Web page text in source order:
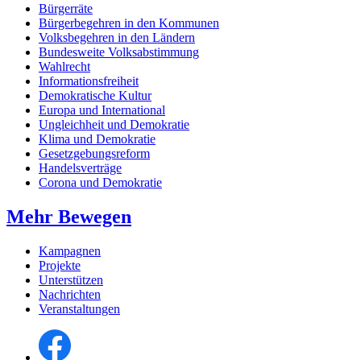
Bürgerräte
Bürgerbegehren in den Kommunen
Volksbegehren in den Ländern
Bundesweite Volksabstimmung
Wahlrecht
Informationsfreiheit
Demokratische Kultur
Europa und International
Ungleichheit und Demokratie
Klima und Demokratie
Gesetzgebungsreform
Handelsverträge
Corona und Demokratie
Mehr Bewegen
Kampagnen
Projekte
Unterstützen
Nachrichten
Veranstaltungen